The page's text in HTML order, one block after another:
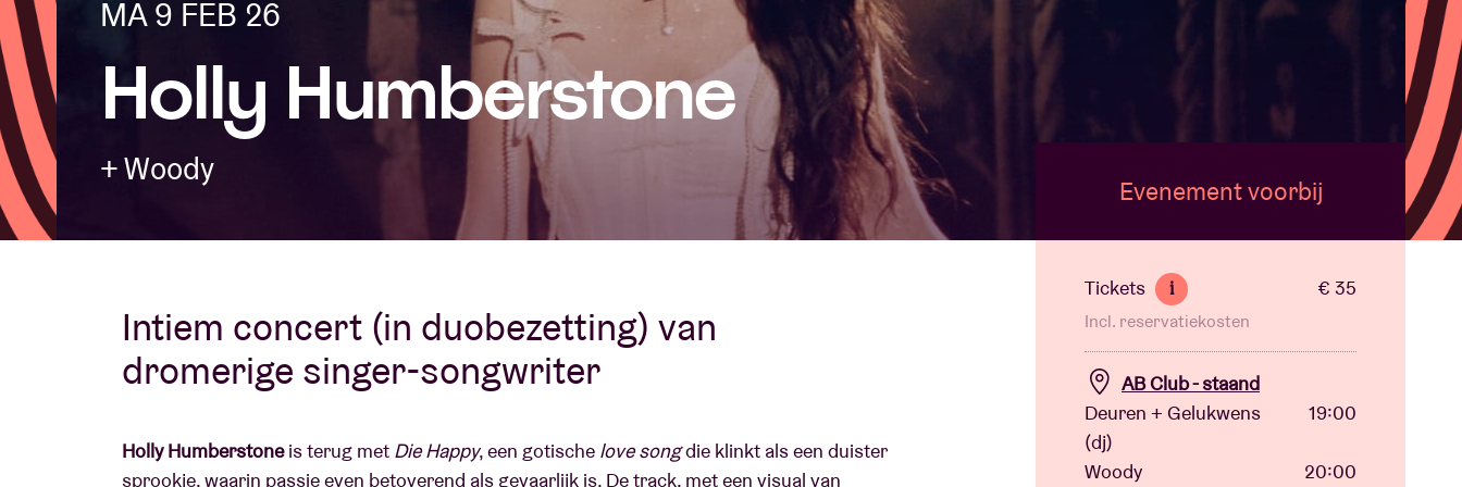
Bezoekersinfo
AB ❤ you
Over AB
Contact
MA 9 FEB 26
Holly Humberstone
+ Woody
Intiem concert (in duobezetting) van
dromerige singer-songwriter
Holly Humberstoneis terug met Die Happy, een gotische love songdie klinkt als een duister
sprookje, waarin passie even betoverend als gevaarlijk is. De track, met een visual van
Evenement voorbij
Tickets i € 35
Incl. reservatiekosten
AB Club - staand
Deuren + Gelukwens
(dj)
19:00
Woody
20:00